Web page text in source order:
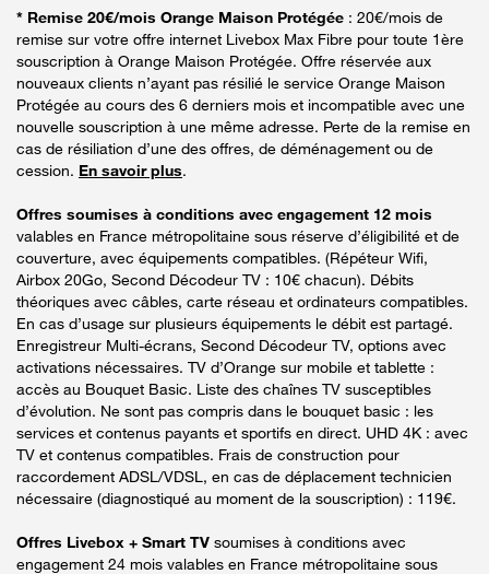
* Remise 20€/mois Orange Maison Protégée : 20€/mois de
remise sur votre offre internet Livebox Max Fibre pour toute 1ère
souscription à Orange Maison Protégée. Offre réservée aux
nouveaux clients n’ayant pas résilié le service Orange Maison
Protégée au cours des 6 derniers mois et incompatible avec une
nouvelle souscription à une même adresse. Perte de la remise en
cas de résiliation d’une des offres, de déménagement ou de
cession. En savoir plus.
Offres soumises à conditions avec engagement 12 mois
valables en France métropolitaine sous réserve d’éligibilité et de
couverture, avec équipements compatibles. (Répéteur Wifi,
Airbox 20Go, Second Décodeur TV : 10€ chacun). Débits
théoriques avec câbles, carte réseau et ordinateurs compatibles.
En cas d’usage sur plusieurs équipements le débit est partagé.
Enregistreur Multi-écrans, Second Décodeur TV, options avec
activations nécessaires. TV d’Orange sur mobile et tablette :
accès au Bouquet Basic. Liste des chaînes TV susceptibles
d’évolution. Ne sont pas compris dans le bouquet basic : les
services et contenus payants et sportifs en direct. UHD 4K : avec
TV et contenus compatibles. Frais de construction pour
raccordement ADSL/VDSL, en cas de déplacement technicien
nécessaire (diagnostiqué au moment de la souscription) : 119€.
Offres Livebox + Smart TV soumises à conditions avec
engagement 24 mois valables en France métropolitaine sous